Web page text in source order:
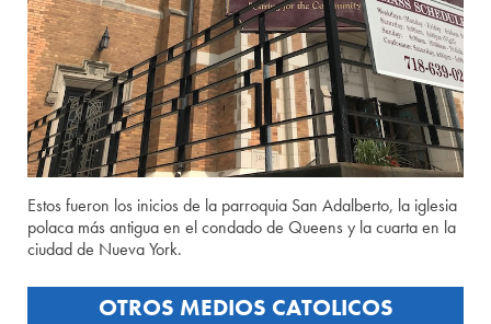
Estos fueron los inicios de la parroquia San Adalberto, la iglesia
polaca más antigua en el condado de Queens y la cuarta en la
ciudad de Nueva York.
OTROS MEDIOS CATOLICOS